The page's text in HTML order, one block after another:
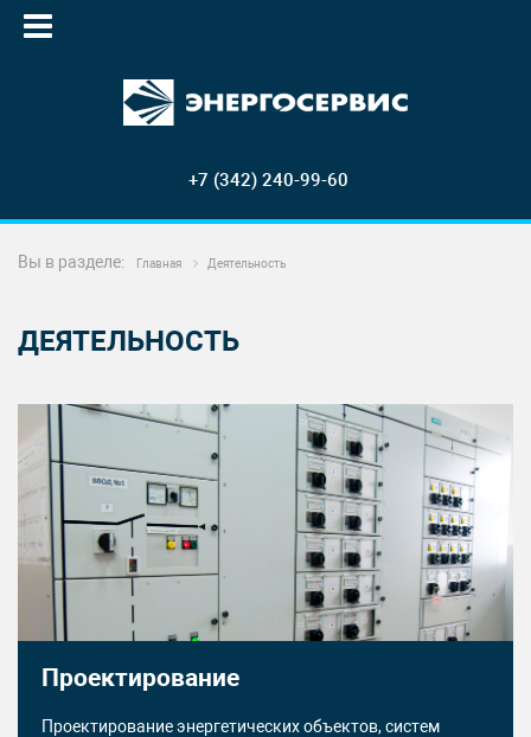
+7 (342) 240-99-60
Вы в разделе: Главная Деятельность
ДЕЯТЕЛЬНОСТЬ
Проектирование
Проектирование энергетических объектов, систем